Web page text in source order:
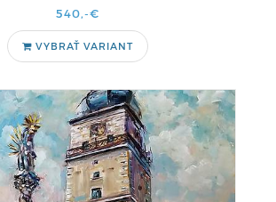
540,-€
VYBRAŤ VARIANT